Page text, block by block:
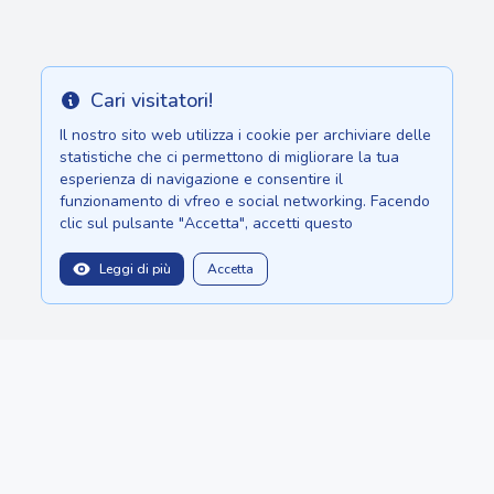
Info Cari visitatori!
Il nostro sito web utilizza i cookie per archiviare delle
statistiche che ci permettono di migliorare la tua
esperienza di navigazione e consentire il
funzionamento di vfreo e social networking. Facendo
clic sul pulsante "Accetta", accetti questo
Leggi di più Accetta